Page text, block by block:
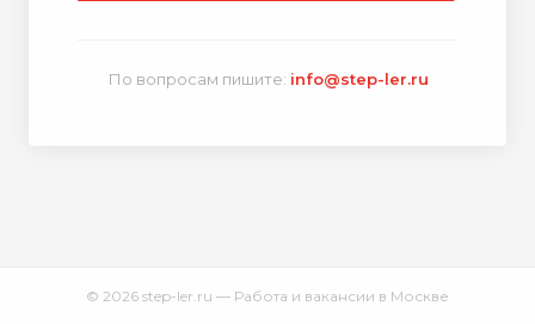
По вопросам пишите: info@step-ler.ru
© 2026 step-ler.ru — Работа и вакансии в Москве